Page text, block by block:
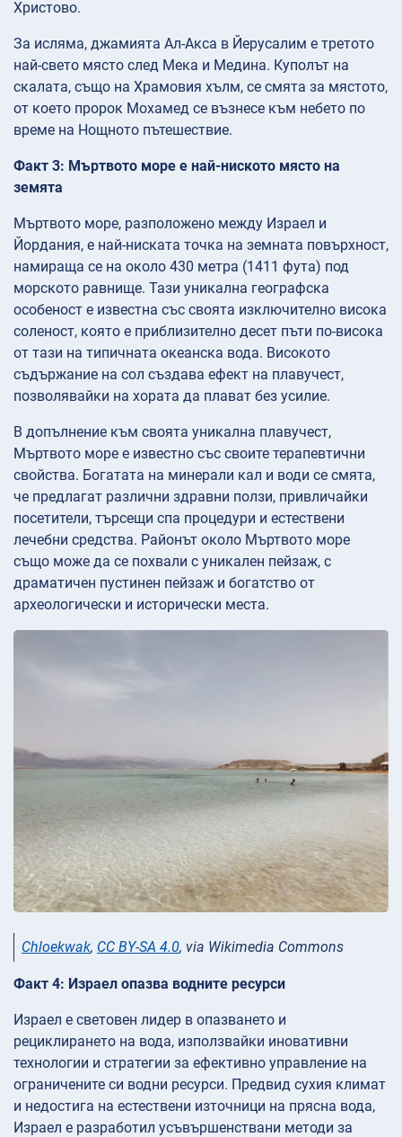
Христово.
За исляма, джамията Ал-Акса в Йерусалим е третото
най-свето място след Мека и Медина. Куполът на
скалата, също на Храмовия хълм, се смята за мястото,
от което пророк Мохамед се възнесе към небето по
време на Нощното пътешествие.
Факт 3: Мъртвото море е най-ниското място на
земята
Мъртвото море, разположено между Израел и
Йордания, е най-ниската точка на земната повърхност,
намираща се на около 430 метра (1411 фута) под
морското равнище. Тази уникална географска
особеност е известна със своята изключително висока
соленост, която е приблизително десет пъти по-висока
от тази на типичната океанска вода. Високото
съдържание на сол създава ефект на плавучест,
позволявайки на хората да плават без усилие.
В допълнение към своята уникална плавучест,
Мъртвото море е известно със своите терапевтични
свойства. Богатата на минерали кал и води се смята,
че предлагат различни здравни ползи, привличайки
посетители, търсещи спа процедури и естествени
лечебни средства. Районът около Мъртвото море
също може да се похвали с уникален пейзаж, с
драматичен пустинен пейзаж и богатство от
археологически и исторически места.
Chloekwak, CC BY-SA 4.0, via Wikimedia Commons
Факт 4: Израел опазва водните ресурси
Израел е световен лидер в опазването и
рециклирането на вода, използвайки иновативни
технологии и стратегии за ефективно управление на
ограничените си водни ресурси. Предвид сухия климат
и недостига на естествени източници на прясна вода,
Израел е разработил усъвършенствани методи за